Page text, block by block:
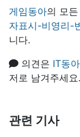
게임동아의 모
자표시-비영리-
니다.
의견은 IT동
저로 남겨주세요.
관련 기사